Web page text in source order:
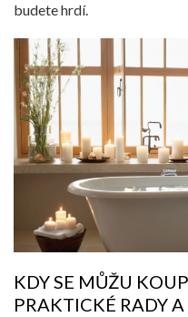
budete hrdí.
KDY SE MŮŽU
PRAKTICKÉ RADY